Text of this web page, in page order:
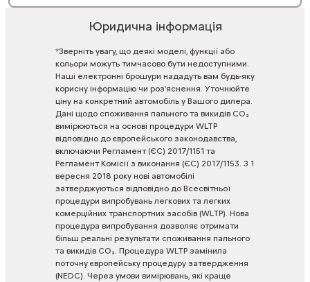
Юридична інформація
*Зверніть увагу, що деякі моделі, функції або
кольори можуть тимчасово бути недоступними.
Наші електронні брошури нададуть вам будь-яку
корисну інформацію чи роз'яснення. Уточнюйте
ціну на конкретний автомобіль у Вашого дилера.
Дані щодо споживання пального та викидів CO₂
вимірюються на основі процедури WLTP
відповідно до європейського законодавства,
включаючи Регламент (ЄС) 2017/1151 та
Регламент Комісії з виконання (ЄС) 2017/1153. З 1
вересня 2018 року нові автомобілі
затверджуються відповідно до Всесвітньої
процедури випробувань легкових та легких
комерційних транспортних засобів (WLTP). Нова
процедура випробування дозволяє отримати
більш реальні результати споживання пального
та викидів CO₂. Процедура WLTP замінила
поточну європейську процедуру затвердження
(NEDC). Через умови вимірювань, які краще